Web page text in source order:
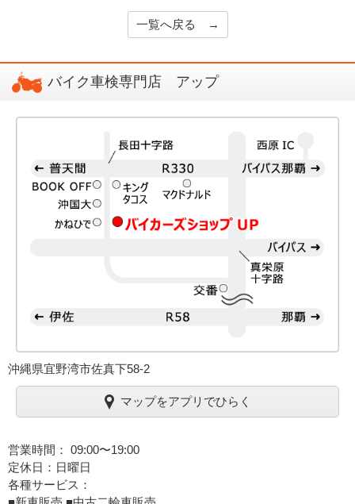
一覧へ戻る →
バイク車検専門店 アップ
沖縄県宜野湾市佐真下58-2
マップをアプリでひらく
営業時間： 09:00〜19:00
定休日：日曜日
各種サービス：